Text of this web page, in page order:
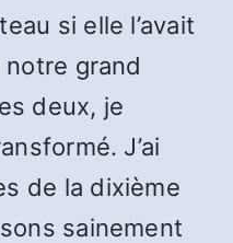
si elle l’avait
grand
deux, je
J’ai
de la dixième
sainement